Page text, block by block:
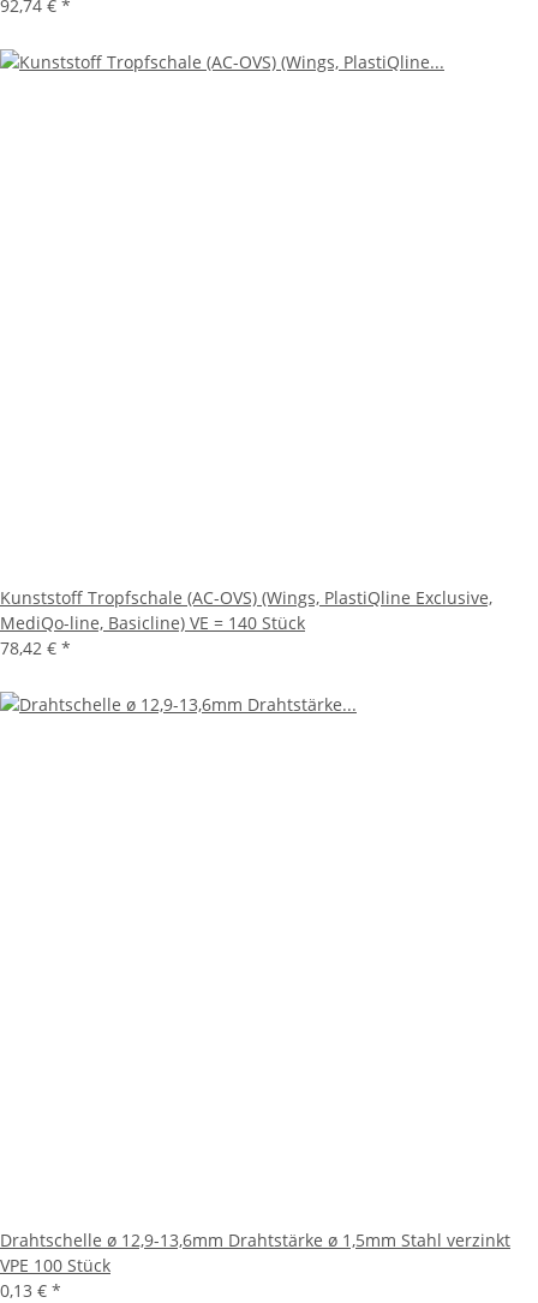
92,74 € *
Kunststoff Tropfschale (AC-OVS) (Wings, PlastiQline Exclusive,
MediQo-line, Basicline) VE = 140 Stück
78,42 € *
Drahtschelle ø 12,9-13,6mm Drahtstärke ø 1,5mm Stahl verzinkt
VPE 100 Stück
0,13 € *